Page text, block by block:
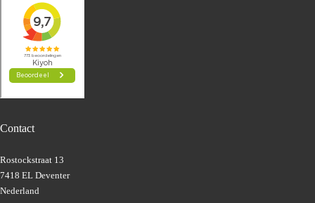
Contact
Rostockstraat 13
7418 EL Deventer
Nederland